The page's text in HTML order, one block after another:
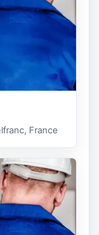
France